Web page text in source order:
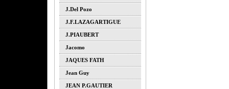
J.del Pozo
J.F.LAZAGARTIGUE
J.PIAUBERT
Jacomo
JAQUES FATH
Jean Guy
JEAN P.GAUTIER